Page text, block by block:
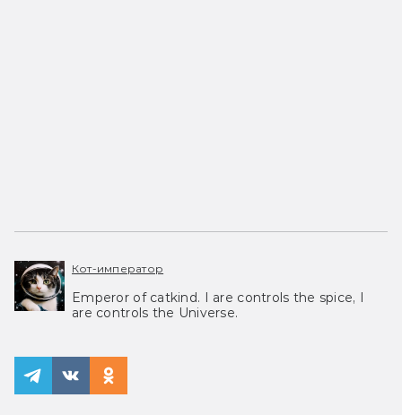
Кот-император
Emperor of catkind. I are controls the spice, I
are controls the Universe.